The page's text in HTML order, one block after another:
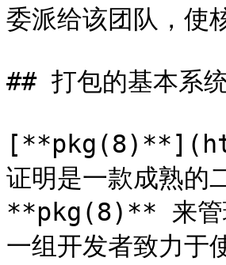
委派给该团队，使
## 打包的基本系
证明是一款成熟的
**pkg(8)** 来管
一组开发者致力